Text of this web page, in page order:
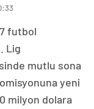
futbol
Lig
mutlu sona
yeni
milyon dolara